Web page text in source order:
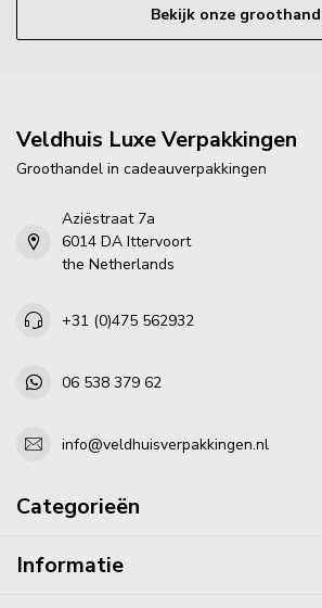
Bekijk onze
Veldhuis Luxe Verpakkingen
Groothandel in cadeauverpakkingen
Aziëstraat 7a
6014 DA Ittervoort
the Netherlands
+31 (0)475 562932
06 538 379 62
info@veldhuisverpakkingen.nl
Categorieën
Informatie